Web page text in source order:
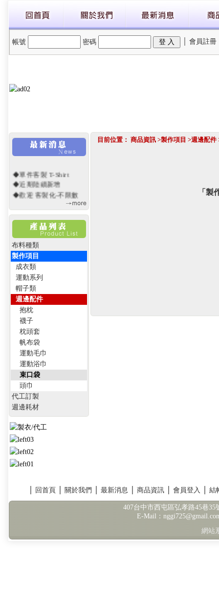
帳號 密碼 會員註冊
◆單件客製 T-Shirt
◆近期陸續新增
◆歡迎 客製化-不限數
◆網站重新開幕~
布料種類
製作項目
成衣類
運動系列
帽子類
週邊配件
抱枕
襪子
枕頭套
帆布袋
運動毛巾
運動浴巾
束口袋
頭巾
代工訂製
週邊耗材
目前位置： 商品資訊 >製作項目 >週邊配件
「
回首頁 關於我們 最新消息 商品資訊 會員登入 結
407台中市西屯區弘孝路45巷
E-Mail：
網站